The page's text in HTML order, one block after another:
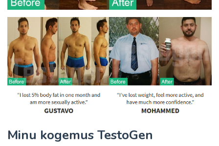
Minu kogemus TestoGen